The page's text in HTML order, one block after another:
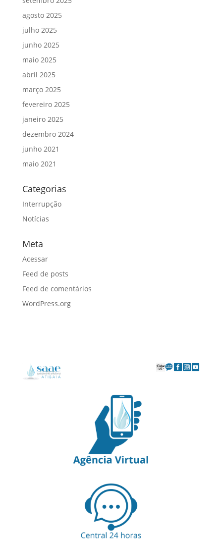
agosto 2025
julho 2025
junho 2025
maio 2025
abril 2025
março 2025
fevereiro 2025
janeiro 2025
dezembro 2024
junho 2021
maio 2021
Categorias
Interrupção
Notícias
Meta
Acessar
Feed de posts
Feed de comentários
WordPress.org